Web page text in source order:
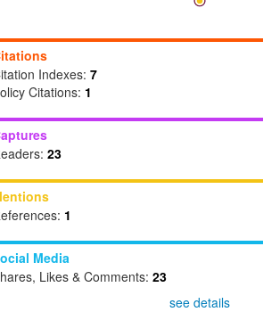
Indexes: 7
Citations: 1
23
1
Media
Likes & Comments: 23
see details